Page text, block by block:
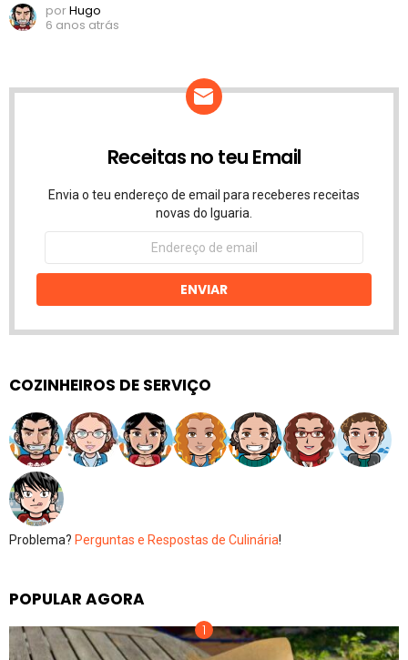
porHugo
6 anos atrás
Receitas no teu Email
Envia o teu endereço de email para receberes receitas
novas do Iguaria.
Endereço
email
ENVIAR
COZINHEIROS DE SERVIÇO
Problema? Perguntas e Respostas de Culinária!
POPULAR AGORA